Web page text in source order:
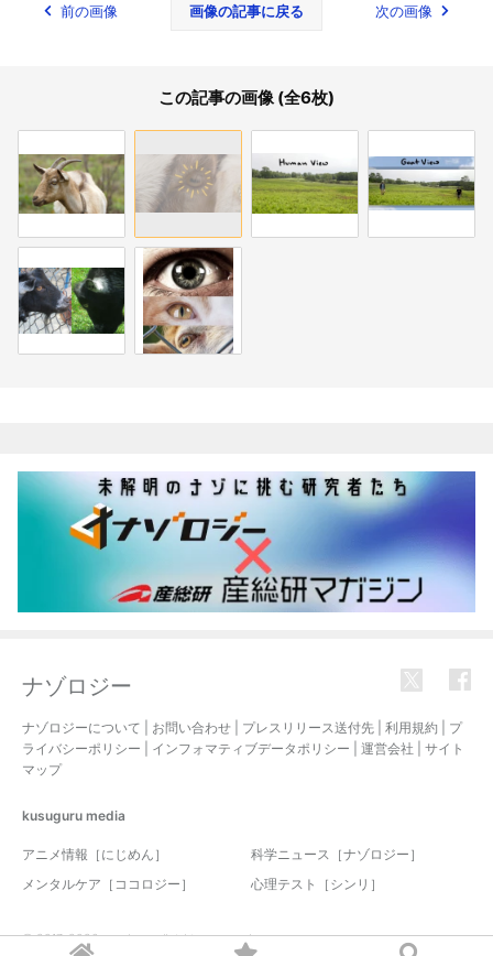
前の画像 画像の記事に戻る 次の画像
この記事の画像 (全6枚)
ナゾロジー
ナゾロジーについて お問い合わせ プレスリリース送付先 利用規約
プ
ライバシーポリシー
インフォマティブデータポリシー 運営会社
サイト
マップ
kusuguru media
アニメ情報［にじめん］
科学ニュース［ナゾロジー］
メンタルケア［ココロジー］
心理テスト［シンリ］
© 2017-2026 nazology. all rights reserved.